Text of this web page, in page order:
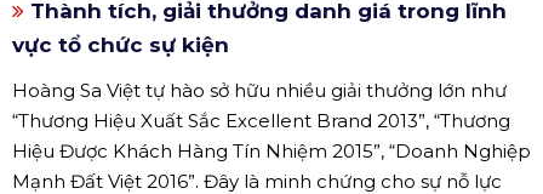
Thành tích, giải thưởng danh giá trong lĩnh
vực tổ chức sự kiện
Hoàng Sa Việt tự hào sở hữu nhiều giải thưởng lớn như
“Thương Hiệu Xuất Sắc Excellent Brand 2013”, “Thương
Hiệu Được Khách Hàng Tín Nhiệm 2015”, “Doanh Nghiệp
Mạnh Đất Việt 2016”. Đây là minh chứng cho sự nỗ lực